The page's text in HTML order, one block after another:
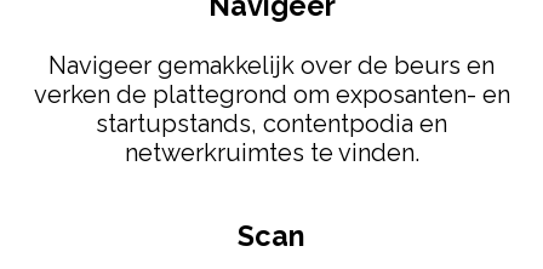
Navigeer gemakkelijk over de beurs en
verken de plattegrond om exposanten- en
startupstands, contentpodia en
netwerkruimtes te vinden.
Scan